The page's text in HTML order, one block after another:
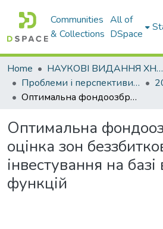
Communities
& Collections
All of
DSpace
Home
НАУКОВІ ВИДАННЯ ХНАДУ
Проблеми і перспективи розвитку підприємництва
Oптимальна фондоозброєність і оцінка зон беззбиткового інвестування на базі виробничих функцій
Oптимальна
оцінка зон
інвестування на
функцій